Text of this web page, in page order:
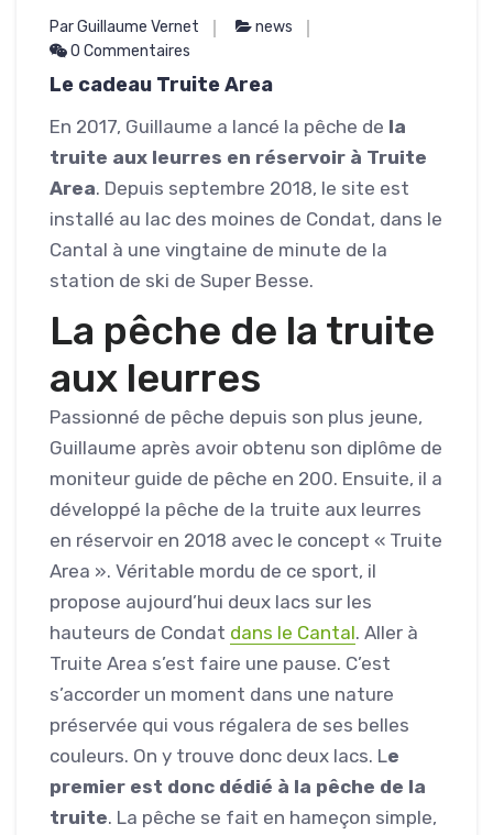
Par Guillaume Vernet
news
0 Commentaires
Le cadeau Truite Area
En 2017, Guillaume a lancé la pêche de la
truite aux leurres en réservoir à Truite
Area. Depuis septembre 2018, le site est
installé au lac des moines de Condat, dans le
Cantal à une vingtaine de minute de la
station de ski de Super Besse.
La pêche de la truite
aux leurres
Passionné de pêche depuis son plus jeune,
Guillaume après avoir obtenu son diplôme de
moniteur guide de pêche en 200. Ensuite, il a
développé la pêche de la truite aux leurres
en réservoir en 2018 avec le concept « Truite
Area ». Véritable mordu de ce sport, il
propose aujourd’hui deux lacs sur les
hauteurs de Condat dans le Cantal. Aller à
Truite Area s’est faire une pause. C’est
s’accorder un moment dans une nature
préservée qui vous régalera de ses belles
couleurs. On y trouve donc deux lacs. Le
premier est donc dédié à la pêche de la
truite. La pêche se fait en hameçon simple,